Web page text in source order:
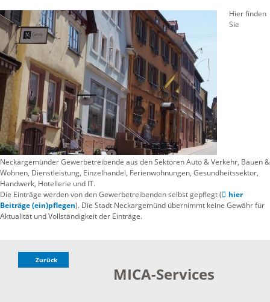
Hier finden
Sie
Neckargemünder Gewerbetreibende aus den Sektoren Auto & Verkehr, Bauen &
Wohnen, Dienstleistung, Einzelhandel, Ferienwohnungen, Gesundheitssektor,
Handwerk, Hotellerie und IT.
Die Einträge werden von den Gewerbetreibenden selbst gepflegt (
hier
Beiträge (ein)pflegen). Die Stadt Neckargemünd übernimmt keine Gewähr für
Aktualität und Vollständigkeit der Einträge.
Zurück
MICA-Services